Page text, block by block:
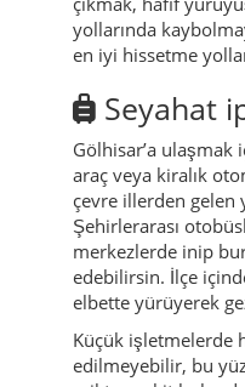
yollarında
en iyi hissetme
Seyahat
Gölhisar’a ulaşmak
araç veya kiralık
çevre illerden gelen
Şehirlerarası
merkezlerde inip
edebilirsin. İlçe
elbette yürüyerek
Küçük işletmelerde
edilmeyebilir, bu